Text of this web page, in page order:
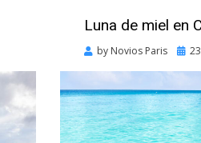
Luna de miel en
by Novios Paris